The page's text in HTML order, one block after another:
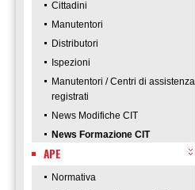
Cittadini
Manutentori
Distributori
Ispezioni
Manutentori / Centri di assistenza
registrati
News Modifiche CIT
News Formazione CIT
APE
Normativa